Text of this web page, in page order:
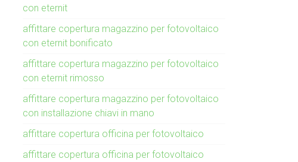
con eternit
affittare copertura magazzino per fotovoltaico
con eternit bonificato
affittare copertura magazzino per fotovoltaico
con eternit rimosso
affittare copertura magazzino per fotovoltaico
con installazione chiavi in mano
affittare copertura officina per fotovoltaico
affittare copertura officina per fotovoltaico